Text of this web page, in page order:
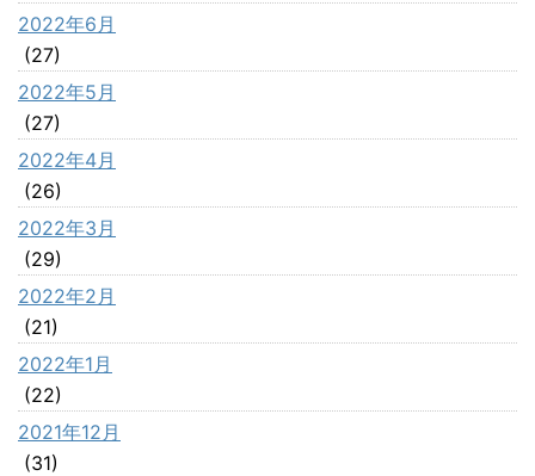
2022年6月
(27)
2022年5月
(27)
2022年4月
(26)
2022年3月
(29)
2022年2月
(21)
2022年1月
(22)
2021年12月
(31)